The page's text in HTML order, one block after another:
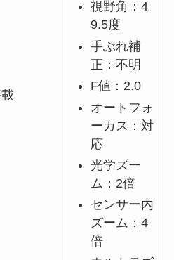
視野角：4
9.5度
手ぶれ補
正：不明
F値：2.0
オートフォ
ーカス：対
応
光学ズー
ム：2倍
センサー内
ズーム：4
倍